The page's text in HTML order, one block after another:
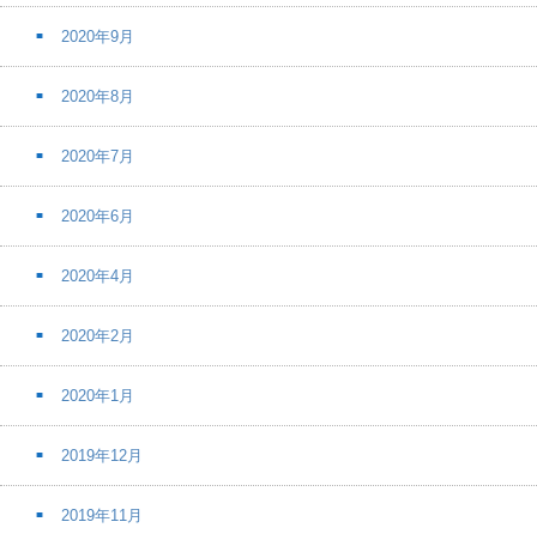
2020年9月
2020年8月
2020年7月
2020年6月
2020年4月
2020年2月
2020年1月
2019年12月
2019年11月